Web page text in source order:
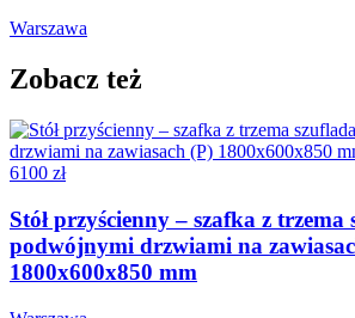
Warszawa
Zobacz też
6100 zł
Stół przyścienny – szafka z
podwójnymi drzwiami na
1800x600x850 mm